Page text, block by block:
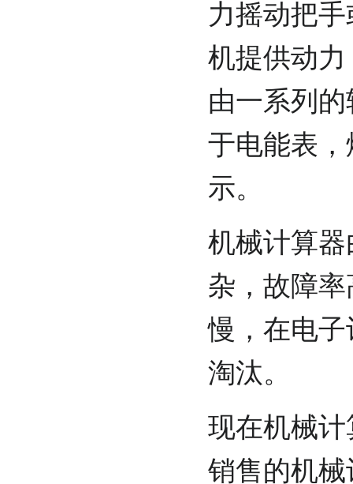
力摇动把
机提供动
由一系列
于电能表
示。
机械计算
杂，故障
慢，在电
淘汰。
现在机械
销售的机